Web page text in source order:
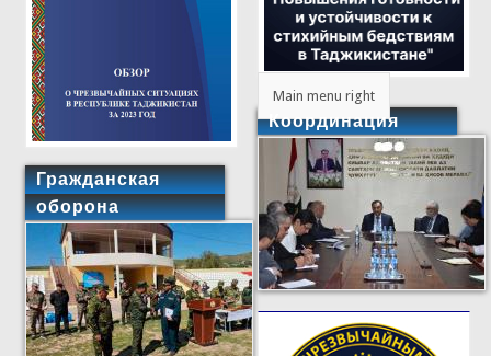
Гражданская
оборона
Main menu right
Координация